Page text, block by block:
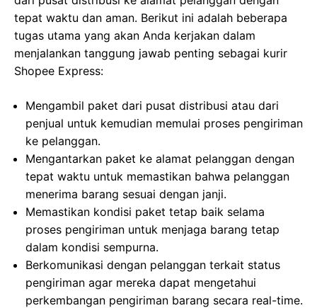
tepat waktu dan aman. Berikut ini adalah beberapa
tugas utama yang akan Anda kerjakan dalam
menjalankan tanggung jawab penting sebagai kurir
Shopee Express:
Mengambil paket dari pusat distribusi atau dari
penjual untuk kemudian memulai proses pengiriman
ke pelanggan.
Mengantarkan paket ke alamat pelanggan dengan
tepat waktu untuk memastikan bahwa pelanggan
menerima barang sesuai dengan janji.
Memastikan kondisi paket tetap baik selama
proses pengiriman untuk menjaga barang tetap
dalam kondisi sempurna.
Berkomunikasi dengan pelanggan terkait status
pengiriman agar mereka dapat mengetahui
perkembangan pengiriman barang secara real-time.